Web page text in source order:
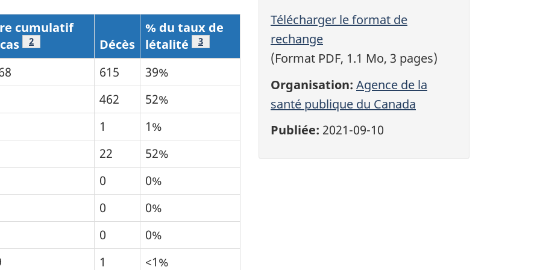
Télécharger le format de
rechange
(Format PDF, 1.1 Mo, 3 pages)
Organisation: Agence de la
santé publique du Canada
Publiée: 2021-09-10
cumulatif
Tableau 1 Note de bas de page
2 Décès
% du taux de
létalité
Tableau 1 Note de bas de page
3
615
39%
462
52%
1
1%
22
52%
0
0%
0
0%
0
0%
1
<1%